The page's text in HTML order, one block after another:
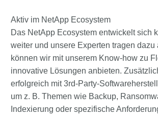
Aktiv im NetApp Ecosystem
Das NetApp Ecosystem entwickelt sich
weiter und unsere Experten tragen dazu
können wir mit unserem Know-how zu
innovative Lösungen anbieten.
erfolgreich mit 3rd-Party-
um z. B. Themen wie Backup,
Indexierung oder spezifische